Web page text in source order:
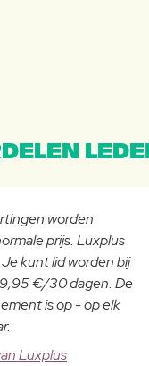
worden
prijs. Luxplus
kunt lid worden bij
€/30 dagen. De
is op - op elk
Luxplus